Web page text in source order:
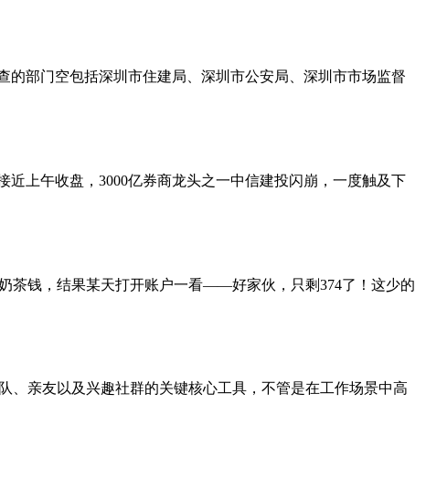
的部门空包括深圳市住建局、深圳市公安局、深圳市市场监督
上午收盘，3000亿券商龙头之一中信建投闪崩，一度触及下
茶钱，结果某天打开账户一看——好家伙，只剩374了！这少的
亲友以及兴趣社群的关键核心工具，不管是在工作场景中高